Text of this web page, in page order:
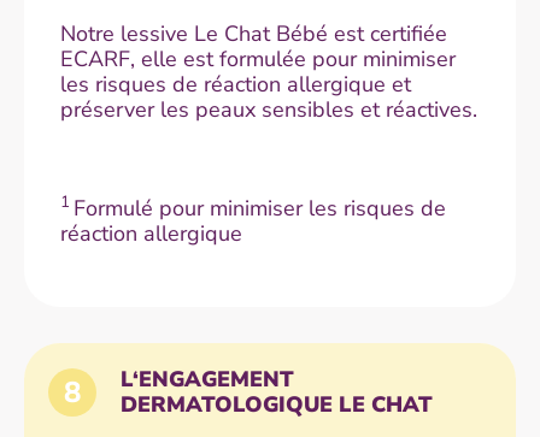
Notre lessive Le Chat Bébé est certifiée
ECARF, elle est formulée pour minimiser
les risques de réaction allergique et
préserver les peaux sensibles et réactives.
1 Formulé pour minimiser les risques de
réaction allergique
8
L‘ENGAGEMENT
DERMATOLOGIQUE LE CHAT